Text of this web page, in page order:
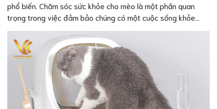
phổ biến. Chăm sóc sức khỏe cho mèo là một phần quan
trọng trong việc đảm bảo chúng có một cuộc sống khỏe...